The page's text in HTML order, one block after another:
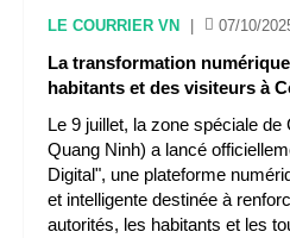
LE COURRIER VN 07/10/
La transformation
habitants et des visiteurs à
Le 9 juillet, la zone spéciale
Quang Ninh) a lancé
Digital", une plateforme
et intelligente destinée à
autorités, les habitants et les